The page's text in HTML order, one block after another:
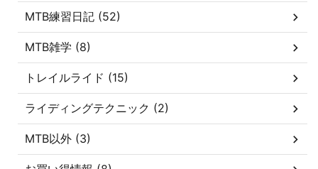
MTB練習日記 (52)
MTB雑学 (8)
トレイルライド (15)
ライディングテクニック (2)
MTB以外 (3)